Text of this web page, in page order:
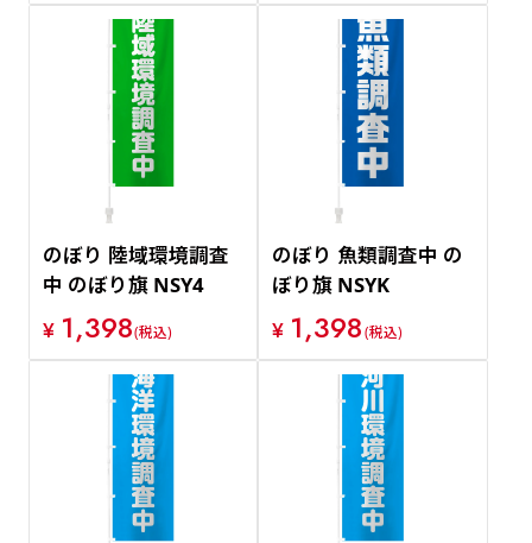
のぼり 陸域環境調査
中 のぼり旗 NSY4
¥ 1,398(税込)
のぼり 魚類調査中 の
ぼり旗 NSYK
¥ 1,398(税込)